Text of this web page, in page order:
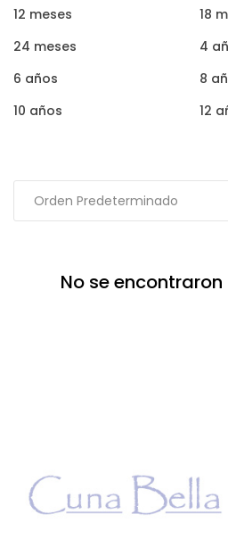
12 meses
18
24 meses
4
6 años
8
10 años
12
No se